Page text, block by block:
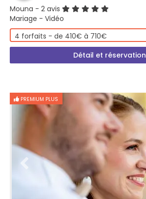
Mouna - 2 avis
Mariage - Vidéo
4 forfaits - de 410€ à 710€
Détail et réservation
PREMIUM PLUS